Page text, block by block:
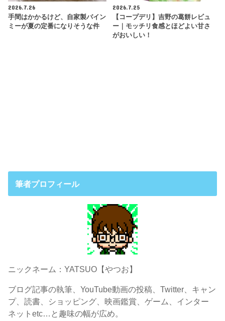
2026.7.26
手間はかかるけど、自家製バイン
ミーが夏の定番になりそうな件
2026.7.25
【コープデリ】吉野の葛餅レビュ
ー｜モッチリ食感とほどよい甘さ
がおいしい！
筆者プロフィール
ニックネーム：YATSUO【やつお】
ブログ記事の執筆、YouTube動画の投稿、Twitter、キャン
プ、読書、ショッピング、映画鑑賞、ゲーム、インター
ネットetc…と趣味の幅が広め。